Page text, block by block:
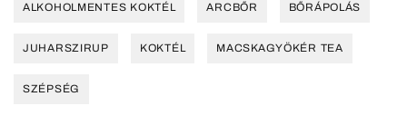
ALKOHOLMENTES KOKTÉL ARCBŐR BŐRÁPOLÁS
JUHARSZIRUP KOKTÉL MACSKAGYÖKÉR TEA
SZÉPSÉG